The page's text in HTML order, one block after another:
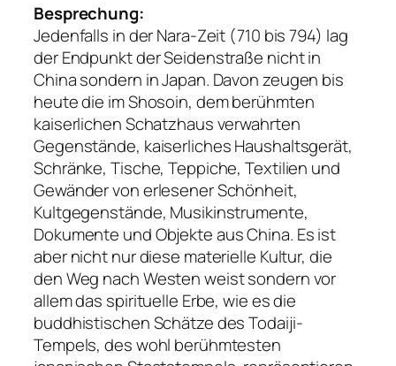
Besprechung:
Jedenfalls in der Nara-Zeit (710 bis 794) lag
der Endpunkt der Seidenstraße nicht in
China sondern in Japan. Davon zeugen bis
heute die im Shosoin, dem berühmten
kaiserlichen Schatzhaus verwahrten
Gegenstände, kaiserliches Haushaltsgerät,
Schränke, Tische, Teppiche, Textilien und
Gewänder von erlesener Schönheit,
Kultgegenstände, Musikinstrumente,
Dokumente und Objekte aus China. Es ist
aber nicht nur diese materielle Kultur, die
den Weg nach Westen weist sondern vor
allem das spirituelle Erbe, wie es die
buddhistischen Schätze des Todaiji-
Tempels, des wohl berühmtesten